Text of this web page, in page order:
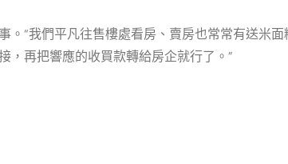
“我們平凡往售樓處看房、賣房也常常有送米
，再把響應的收買款轉給房企就行了。”